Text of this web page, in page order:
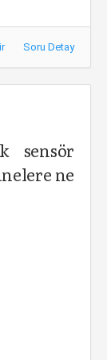
Soru Detay
sensör
ne